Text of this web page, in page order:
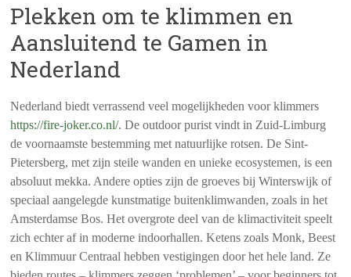
Plekken om te klimmen en
Aansluitend te Gamen in
Nederland
Nederland biedt verrassend veel mogelijkheden voor klimmers
https://fire-joker.co.nl/. De outdoor purist vindt in Zuid-Limburg
de voornaamste bestemming met natuurlijke rotsen. De Sint-
Pietersberg, met zijn steile wanden en unieke ecosystemen, is een
absoluut mekka. Andere opties zijn de groeves bij Winterswijk of
speciaal aangelegde kunstmatige buitenklimwanden, zoals in het
Amsterdamse Bos. Het overgrote deel van de klimactiviteit speelt
zich echter af in moderne indoorhallen. Ketens zoals Monk, Beest
en Klimmuur Centraal hebben vestigingen door het hele land. Ze